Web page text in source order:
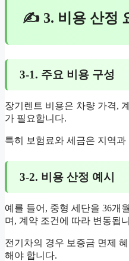
✍ 3. 비용 산정
3-1. 주요 비용 구성
장기렌트 비용은 차량 가격,
가 필요합니다.
특히 보험료와 세금은 지역
3-2. 비용 산정 예시
예를 들어, 중형 세단을 36개
며, 계약 조건에 따라 변동됩
전기차의 경우 보증금 면제
해야 합니다.